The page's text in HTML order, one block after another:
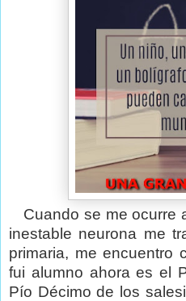
Cuando se me ocurre
inestable neurona me
primaria, me encuentro
fui alumno ahora es el
Pío Décimo de los